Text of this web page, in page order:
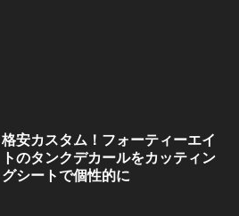
格安カスタム！フォーティーエイ
トのタンクデカールをカッティン
グシートで個性的に